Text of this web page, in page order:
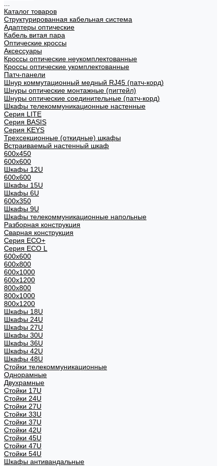
Каталог товаров
Структурированная кабельная система
Адаптеры оптические
Кабель витая пара
Оптические кроссы
Аксессуары
Кроссы оптические неукомплектованные
Кроссы оптические укомплектованные
Патч-панели
Шнур коммутационный медный RJ45 (патч-корд)
Шнуры оптические монтажные (пигтейл)
Шнуры оптические соединительные (патч-корд)
Шкафы телекоммуникационные настенные
Cерия LITE
Cерия BASIS
Cерия KEYS
Трехсекционные (откидные) шкафы
Встраиваемый настенный шкаф
600x450
600x600
Шкафы 12U
600x600
Шкафы 15U
Шкафы 6U
600x350
Шкафы 9U
Шкафы телекоммуникационные напольные
Разборная конструкция
Сварная конструкция
Серия ECO+
Серия ECO L
600x600
600x800
600х1000
600х1200
800x800
800х1000
800х1200
Шкафы 18U
Шкафы 24U
Шкафы 27U
Шкафы 30U
Шкафы 36U
Шкафы 42U
Шкафы 48U
Стойки телекоммуникационные
Однорамные
Двухрамные
Стойки 17U
Стойки 24U
Стойки 27U
Стойки 33U
Стойки 37U
Стойки 42U
Стойки 45U
Стойки 47U
Стойки 54U
Шкафы антивандальные